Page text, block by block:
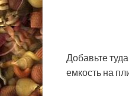
Добавьте
емкость на